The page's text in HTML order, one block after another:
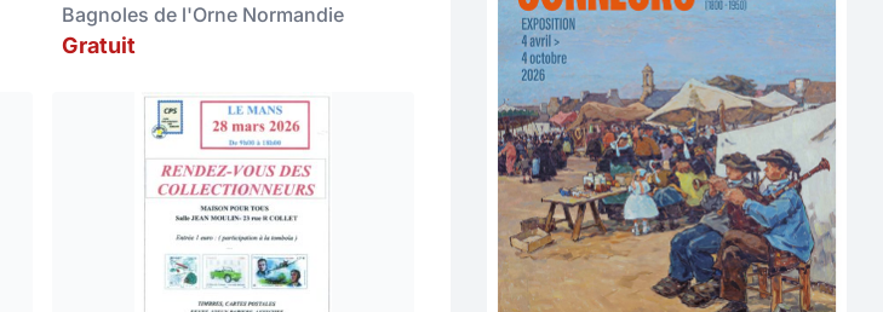
Bagnoles de l'Orne Normandie
Gratuit